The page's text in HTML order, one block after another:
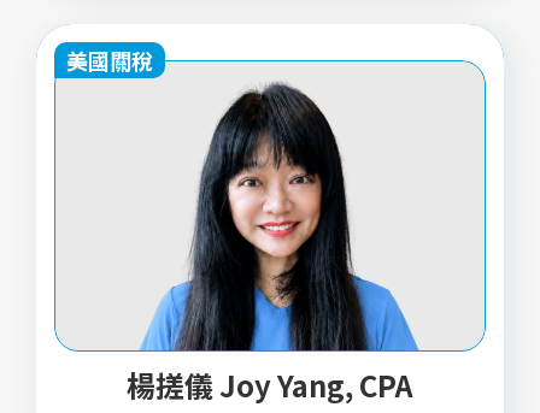
美國關稅
楊搓儀 Joy Yang, CPA